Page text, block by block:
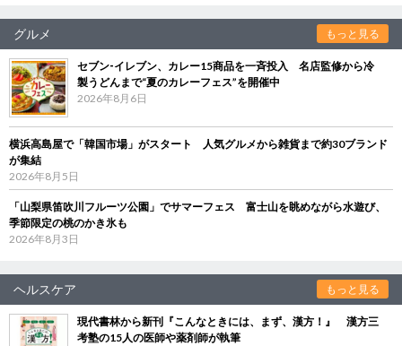
グルメ もっと見る
セブン‐イレブン、カレー15商品を一斉投入 名店監修から冷
製うどんまで“夏のカレーフェス”を開催中
2026年8月6日
横浜高島屋で「韓国市場」がスタート 人気グルメから雑貨まで約30ブランド
が集結
2026年8月5日
「山梨県笛吹川フルーツ公園」でサマーフェス 富士山を眺めながら水遊び、
季節限定の桃のかき氷も
2026年8月3日
ヘルスケア もっと見る
現代書林から新刊『こんなときには、まず、漢方！』 漢方三
考塾の15人の医師や薬剤師が執筆